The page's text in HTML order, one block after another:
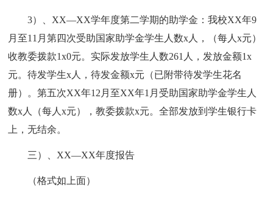
3）、XX—XX学年度第二学期的助学金：我校XX年9
月至11月第四次受助国家助学金学生人数x人，（每人x元）
收教委拨款1x0元。实际发放学生人数261人，发放金额1x
元。待发学生x人，待发金额x元（已附带待发学生花名
册）。第五次XX年12月至XX年1月受助国家助学金学生人
数x人（每人x元），教委拨款x元。全部发放到学生银行卡
上，无结余。
三）、XX—XX年度报告
（格式如上面）